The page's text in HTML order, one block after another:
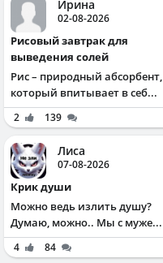
Ирина
02-08-2026
Рисовый завтрак для
выведения солей
Рис – природный абсорбент,
который впитывает в себ...
2 139
Лиса
07-08-2026
Крик души
Можно ведь излить душу?
Думаю, можно.. Мы с муже...
4 84